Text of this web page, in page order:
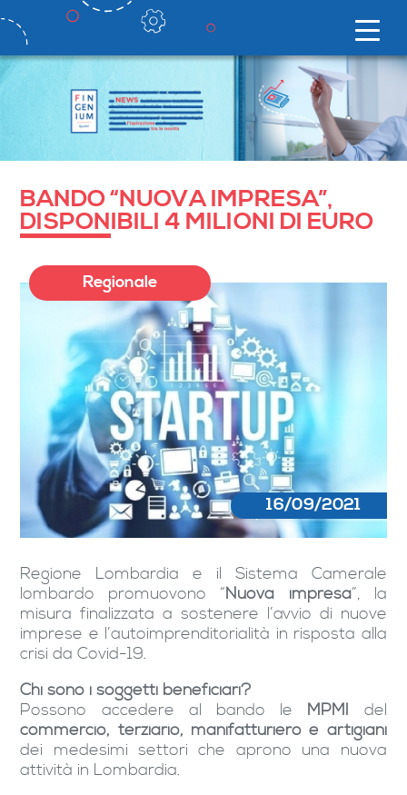
BANDO “NUOVA IMPRESA”,
DISPONIBILI 4 MILIONI DI EURO
Regionale
16/09/2021
Regione Lombardia e il Sistema Camerale
lombardo promuovono “Nuova impresa”, la
misura finalizzata a sostenere l’avvio di nuove
imprese e l’autoimprenditorialità in risposta alla
crisi da Covid-19.
Chi sono i soggetti beneficiari?
Possono accedere al bando le MPMI del
commercio, terziario, manifatturiero e artigiani
dei medesimi settori che aprono una nuova
attività in Lombardia.